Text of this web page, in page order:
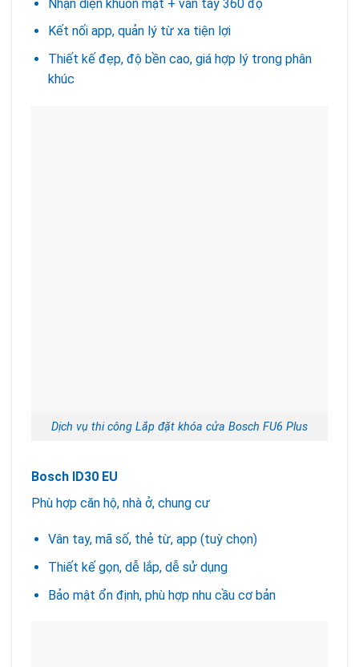
Nhận diện khuôn mặt + vân tay 360 độ
Kết nối app, quản lý từ xa tiện lợi
Thiết kế đẹp, độ bền cao, giá hợp lý trong phân
khúc
Dịch vụ thi công Lắp đặt khóa cửa Bosch FU6 Plus
Bosch ID30 EU
Phù hợp căn hộ, nhà ở, chung cư
Vân tay, mã số, thẻ từ, app (tuỳ chọn)
Thiết kế gọn, dễ lắp, dễ sử dụng
Bảo mật ổn định, phù hợp nhu cầu cơ bản